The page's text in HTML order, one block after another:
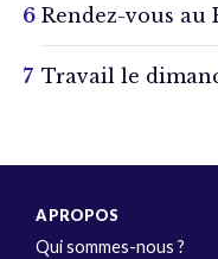
Rendez-vous au
Travail le
A PROPOS
Qui sommes-nous ?